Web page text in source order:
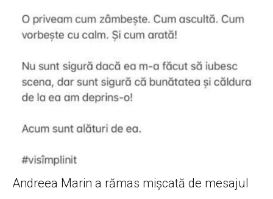
Andreea Marin a rămas mișcată de mesajul